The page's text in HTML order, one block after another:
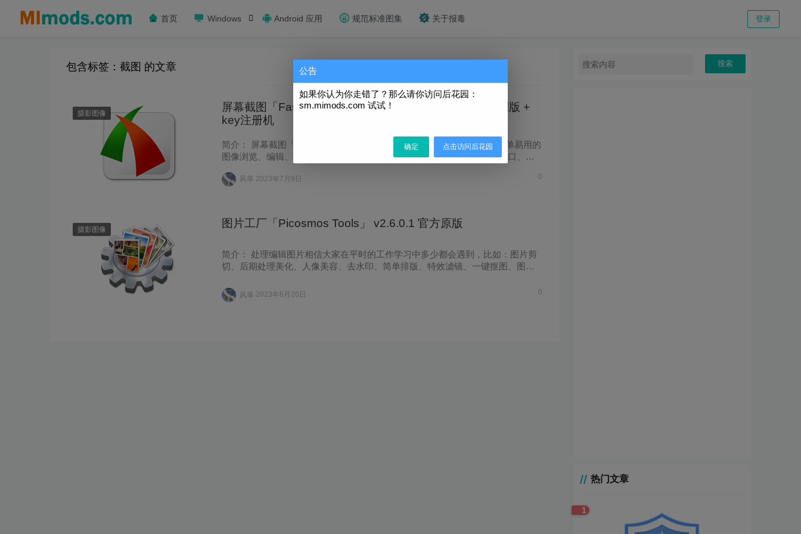
首页 Windows Android 应用 规范标准图集 关于报毒 登录
包含标签：截图 的文章
摄影图像
屏幕截图「FastStone Capture」v10.2 汉化绿色便携特别版 +
key注册机
简介： 屏幕截图「FastStone Capture」 是一款体积小巧、功能强大、简单易用的
图像浏览、编辑、捕获和视频录制工具，提供多种捕获方式（如：活动窗口、指
风筝 2023年7月9日 0
摄影图像 图片工厂「Picosmos Tools」 v2.6.0.1 官方原版
简介： 处理编辑图片相信大家在平时的工作学习中多少都会遇到，比如：图片剪
切、后期处理美化、人像美容、去水印、简单排版、特效滤镜、一键抠图、图片
风筝 2023年6月20日 0
搜索
热门文章
1
公告
如果你认为你走错了？那么请你访问后花园：
sm.mimods.com 试试！
确定 点击访问后花园